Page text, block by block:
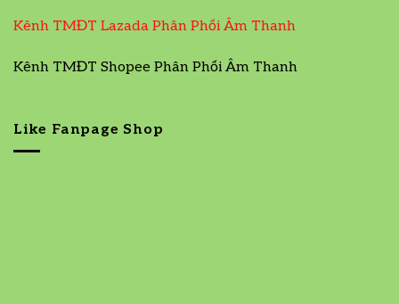
Kênh TMĐT Lazada Phân Phối Âm Thanh
Kênh TMĐT Shopee Phân Phối Âm Thanh
Like Fanpage Shop